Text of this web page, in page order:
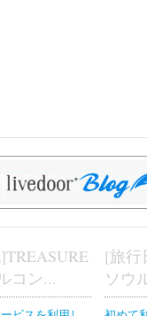
コン...
[旅行
ソウ